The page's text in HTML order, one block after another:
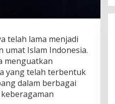
telah lama menjadi
umat Islam Indonesia.
menguatkan
yang telah terbentuk
dalam berbagai
Hari ke-2 “Mengakar